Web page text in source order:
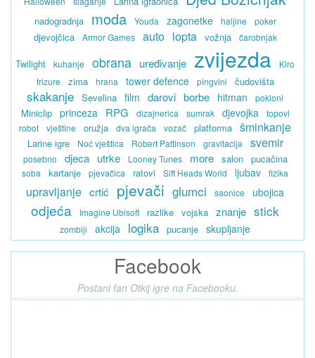
nadogradnja moda Youda zagonetke haljine poker
djevojčica Armor Games auto lopta vožnja čarobnjak
Twilight kuhanje obrana uređivanje zvijezda
Kiro
frizure
zima hrana tower defence pingvini čudovišta
skakanje Sevelina film darovi borbe hitman pokloni
Miniclip princeza RPG dizajnerica sumrak djevojka
topovi
robot
vještine oružja dva igrača vozač platforma šminkanje
Larine igre Noć vještica Robert Pattinson gravitacija svemir
posebno djeca utrke Looney Tunes more salon pucačina
soba kartanje pjevačica ratovi Sift Heads World ljubav fizika
upravljanje crtić pjevači glumci saonice ubojica
odjeća Imagine Ubisoft razlike vojska znanje stick
zombiji akcija logika pucanje skupljanje
Facebook
Postani fan Otkij igre na Facebooku.